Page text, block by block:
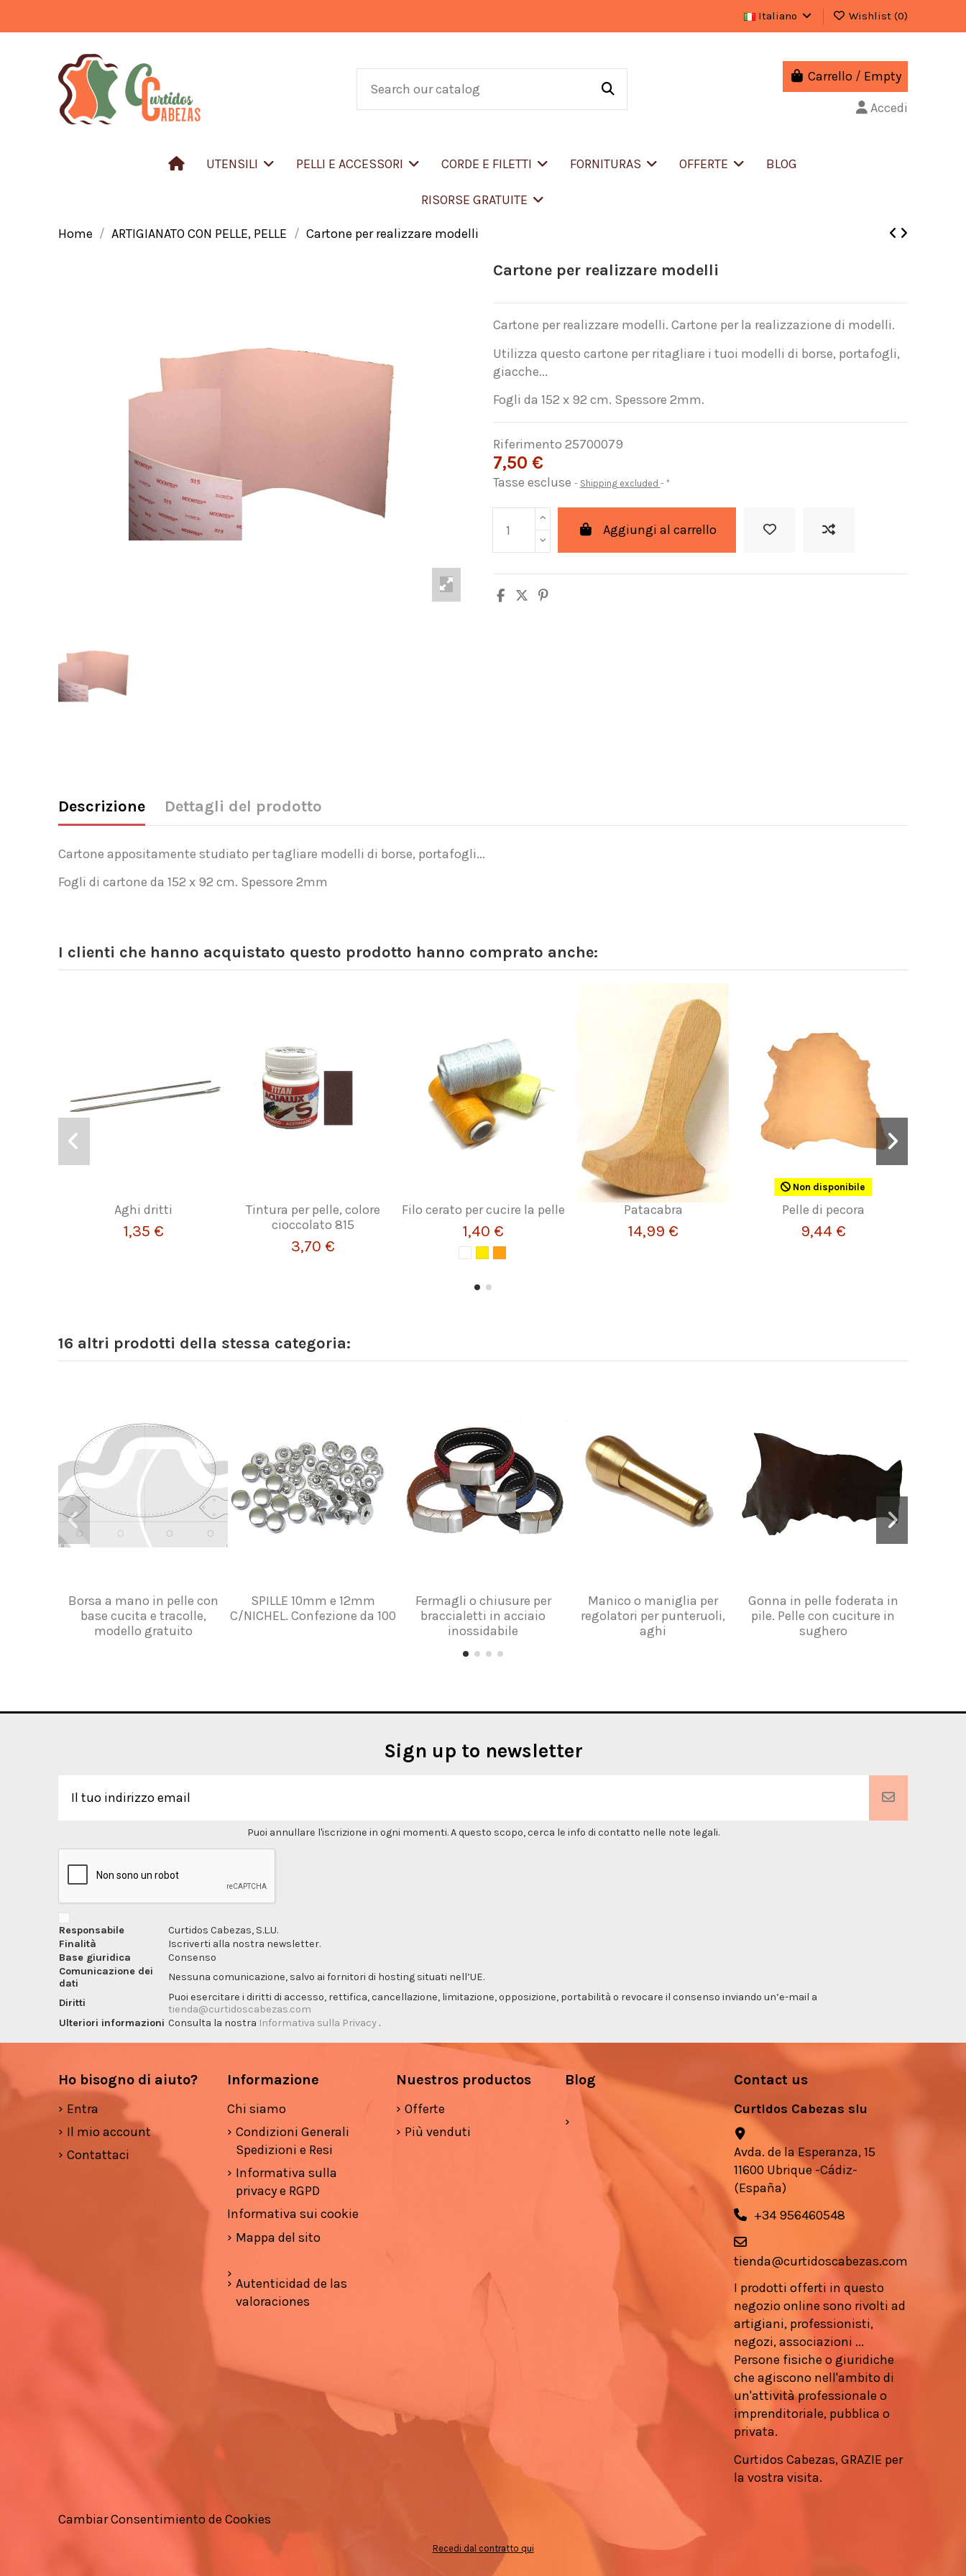
Italiano Wishlist (0)
Carrello / Empty
Accedi
UTENSILI PELLI E ACCESSORI CORDE E FILETTI FORNITURAS OFFERTE BLOG
RISORSE GRATUITE
Home ARTIGIANATO CON PELLE, PELLE Cartone per realizzare modelli
Cartone per realizzare modelli
Cartone per realizzare modelli. Cartone per la realizzazione di modelli.
Utilizza questo cartone per ritagliare i tuoi modelli di borse, portafogli,
giacche...
Fogli da 152 x 92 cm. Spessore 2mm.
Riferimento 25700079
7,50 €
Tasse escluse Shipping excluded *
Aggiungi al carrello
Descrizione Dettagli del prodotto
Cartone appositamente studiato per tagliare modelli di borse, portafogli...
Fogli di cartone da 152 x 92 cm. Spessore 2mm
I clienti che hanno acquistato questo prodotto hanno comprato anche:
Aghi dritti
1,35 €
Tintura per pelle, colore
cioccolato 815
3,70 €
Filo cerato per cucire la pelle
1,40 €
Patacabra
14,99 €
Non disponibile
Pelle di pecora
9,44 €
16 altri prodotti della stessa categoria:
Borsa a mano in pelle con
base cucita e tracolle,
modello gratuito
SPILLE 10mm e 12mm
C/NICHEL. Confezione da 100
Fermagli o chiusure per
braccialetti in acciaio
inossidabile
Manico o maniglia per
regolatori per punteruoli,
aghi
Gonna in pelle foderata in
pile. Pelle con cuciture in
sughero
Sign up to newsletter
Puoi annullare l'iscrizione in ogni momenti. A questo scopo, cerca le info di contatto nelle note legali.
Responsabile
Curtidos Cabezas, S.L.U.
Finalità
Iscriverti alla nostra newsletter.
Base giuridica
Consenso
Comunicazione dei
dati
Nessuna comunicazione, salvo ai fornitori di hosting situati nell’UE.
Diritti
Puoi esercitare i diritti di accesso, rettifica, cancellazione, limitazione, opposizione, portabilità o revocare il consenso inviando un’e-mail a
tienda@curtidoscabezas.com
Ulteriori informazioni Consulta la nostra Informativa sulla Privacy .
Ho bisogno di aiuto?
Entra
Il mio account
Contattaci
Informazione
Chi siamo
Condizioni Generali
Spedizioni e Resi
Informativa sulla
privacy e RGPD
Informativa sui cookie
Mappa del sito
Autenticidad de las
valoraciones
Nuestros productos
Offerte
Più venduti
Blog Contact us
Curtidos Cabezas slu
Avda. de la Esperanza, 15
11600 Ubrique -Cádiz-
(España)
+34 956460548
tienda@curtidoscabezas.com
I prodotti offerti in questo
negozio online sono rivolti ad
artigiani, professionisti,
negozi, associazioni ...
Persone fisiche o giuridiche
che agiscono nell'ambito di
un'attività professionale o
imprenditoriale, pubblica o
privata.
Curtidos Cabezas, GRAZIE per
la vostra visita.
Cambiar Consentimiento de Cookies
Recedi dal contratto qui